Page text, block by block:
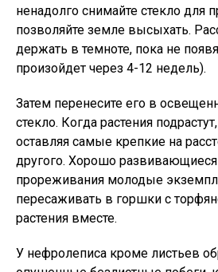
ненадолго снимайте стекло для
позволяйте земле высыхать.
держать в темноте, пока не
произойдет через 4-12 недель).
Затем перенесите его в
стекло. Когда растения
оставляя самые крепкие на
другого. Хорошо
прореживания молодые
пересаживать в горшки с
растения вместе.
У нефролеписа кроме листьев